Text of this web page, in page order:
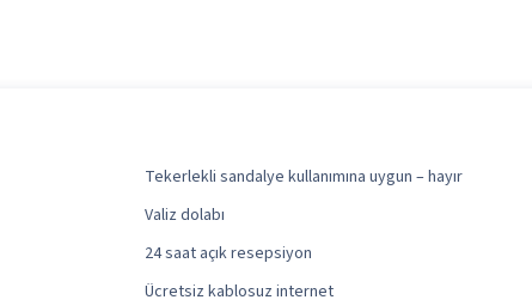
Tekerlekli sandalye kullanımına uygun – hayır
Valiz dolabı
24 saat açık resepsiyon
Ücretsiz kablosuz internet